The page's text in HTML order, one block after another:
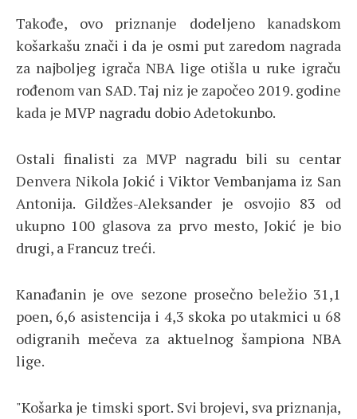
Takođe, ovo priznanje dodeljeno kanadskom
košarkašu znači i da je osmi put zaredom nagrada
za najboljeg igrača NBA lige otišla u ruke igraču
rođenom van SAD. Taj niz je započeo 2019. godine
kada je MVP nagradu dobio Adetokunbo.
Ostali finalisti za MVP nagradu bili su centar
Denvera Nikola Jokić i Viktor Vembanjama iz San
Antonija. Gildžes-Aleksander je osvojio 83 od
ukupno 100 glasova za prvo mesto, Jokić je bio
drugi, a Francuz treći.
Kanađanin je ove sezone prosečno beležio 31,1
poen, 6,6 asistencija i 4,3 skoka po utakmici u 68
odigranih mečeva za aktuelnog šampiona NBA
lige.
"Košarka je timski sport. Svi brojevi, sva priznanja,